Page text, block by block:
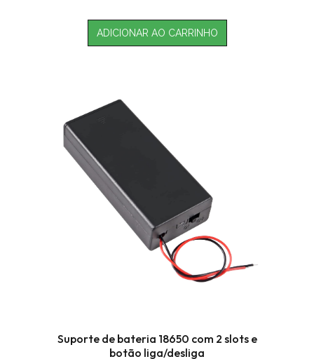
ADICIONAR AO CARRINHO
Suporte de bateria 18650 com 2 slots e
botão liga/desliga